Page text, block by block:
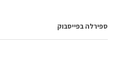
ספירלה בפייסבוק